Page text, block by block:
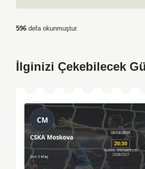
596 defa okunmuştur.
İlginizi Çekebilecek